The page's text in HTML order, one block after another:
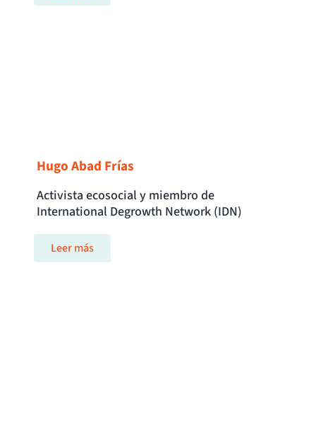
Hugo Abad Frías
Activista ecosocial y miembro de
International Degrowth Network (IDN)
Leer más